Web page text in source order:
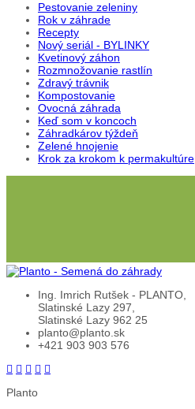
Pestovanie zeleniny
Rok v záhrade
Recepty
Nový seriál - BYLINKY
Kvetinový záhon
Rozmnožovanie rastlín
Zdravý trávnik
Kompostovanie
Ovocná záhrada
Keď som v koncoch
Záhradkárov týždeň
Zelené hnojenie
Krok za krokom k permakultúre
Ing. Imrich Rutšek - PLANTO,
Slatinské Lazy 297,
Slatinské Lazy 962 25
planto@planto.sk
+421 903 903 576
Planto